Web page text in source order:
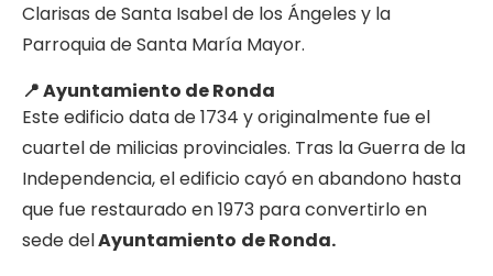
Clarisas de Santa Isabel de los Ángeles y la
Parroquia de Santa María Mayor.
📍 Ayuntamiento de Ronda
Este edificio data de 1734 y originalmente fue el
cuartel de milicias provinciales. Tras la Guerra de la
Independencia, el edificio cayó en abandono hasta
que fue restaurado en 1973 para convertirlo en
sede delAyuntamiento de Ronda.